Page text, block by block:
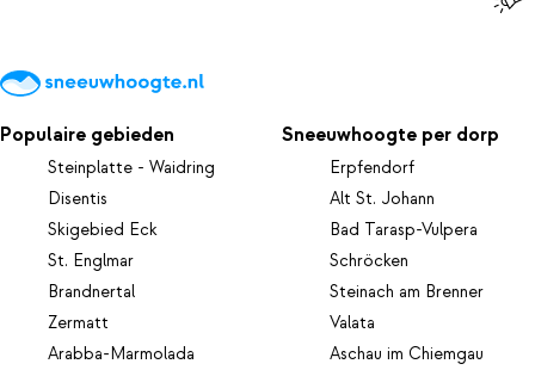
Populaire gebieden
Steinplatte - Waidring
Disentis
Skigebied Eck
St. Englmar
Brandnertal
Zermatt
Arabba-Marmolada
Sneeuwhoogte per dorp
Erpfendorf
Alt St. Johann
Bad Tarasp-Vulpera
Schröcken
Steinach am Brenner
Valata
Aschau im Chiemgau